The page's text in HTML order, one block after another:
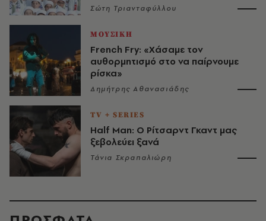
Σώτη Τριανταφύλλου
ΜΟΥΣΙΚΗ
French Fry: «Χάσαμε τον
αυθορμητισμό στο να παίρνουμε
ρίσκα»
Δημήτρης Αθανασιάδης
TV + SERIES
Half Man: Ο Ρίτσαρντ Γκαντ μας
ξεβολεύει ξανά
Τάνια Σκραπαλιώρη